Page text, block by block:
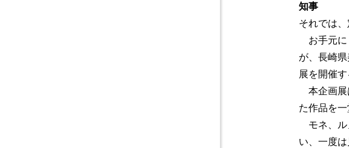
知事
それでは
お手元に
が、長崎
展を開催
本企画展
た作品を
モネ、ル
い、一度